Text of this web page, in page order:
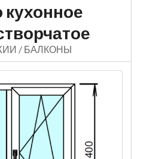
кухонное
/ БАЛКОНЫ